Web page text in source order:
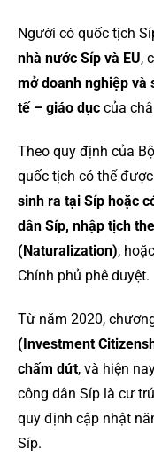
Người có quốc tịch
nhà nước Síp và EU,
mở doanh nghiệp và
tế – giáo dục của
Theo quy định của
quốc tịch có thể
sinh ra tại Síp hoặc
dân Síp, nhập tịch
(Naturalization),
Chính phủ phê duyệt.
Từ năm 2020,
(Investment
chấm dứt, và hiện
công dân Síp là cư
quy định cập nhật
Síp.